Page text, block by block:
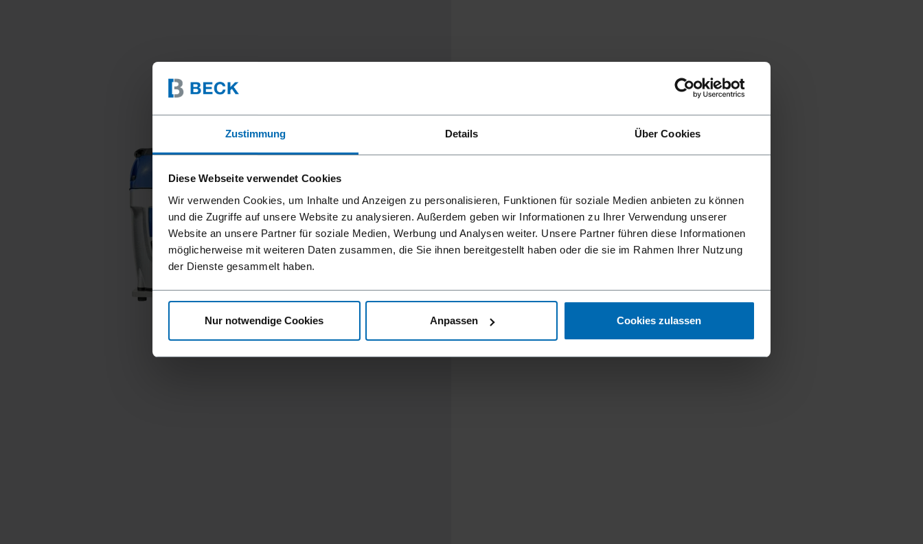
Zustimmung Details Über Cookies
Diese Webseite verwendet Cookies
Wir verwenden Cookies, um Inhalte und Anzeigen zu personalisieren, Funktionen für soziale Medien anbieten zu können
und die Zugriffe auf unsere Website zu analysieren. Außerdem geben wir Informationen zu Ihrer Verwendung unserer
Website an unsere Partner für soziale Medien, Werbung und Analysen weiter. Unsere Partner führen diese Informationen
möglicherweise mit weiteren Daten zusammen, die Sie ihnen bereitgestellt haben oder die sie im Rahmen Ihrer Nutzung
der Dienste gesammelt haben.
Nur notwendige Cookies Anpassen Cookies zulassen